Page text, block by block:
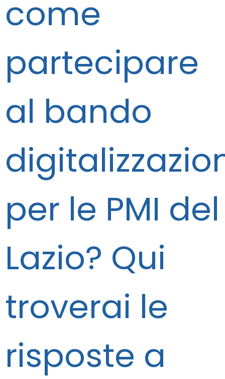
come
partecipare
al bando
per le PMI del
Lazio? Qui
troverai le
risposte a